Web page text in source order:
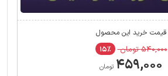
قیمت خرید این محصول
۵۴۰,۰۰۰ تومان ۱۵٪
۴۵۹,۰۰۰ تومان